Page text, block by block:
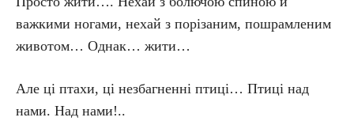
важкими ногами, нехай з порізаним, пошрамленим
животом… Однак… жити…
Але ці птахи, ці незбагненні птиці… Птиці над
нами. Над нами!..